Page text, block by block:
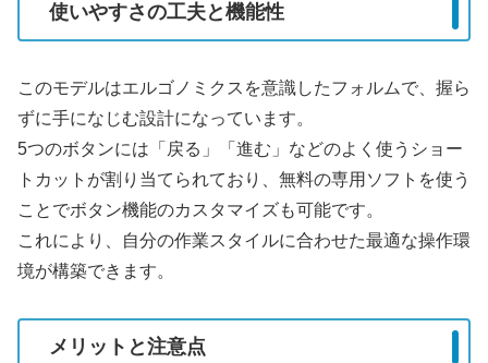
使いやすさの工夫と機能性
このモデルはエルゴノミクスを意識したフォルムで、握ら
ずに手になじむ設計になっています。
5つのボタンには「戻る」「進む」などのよく使うショー
トカットが割り当てられており、無料の専用ソフトを使う
ことでボタン機能のカスタマイズも可能です。
これにより、自分の作業スタイルに合わせた最適な操作環
境が構築できます。
メリットと注意点